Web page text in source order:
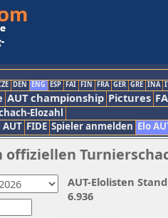
DEN ENG ESP FAI FIN FRA GER GRE INA
AUT championship Pictures
Elozahl
FIDE Spieler anmelden Elo
AUT-Elolisten
6.936